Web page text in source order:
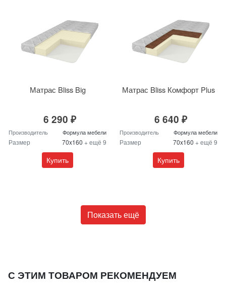
Матрас Bliss Big
6 290 ₽
Производитель Формула мебели
Размер 70x160 + ещё 9
Купить
Матрас Bliss Комфорт Plus
6 640 ₽
Производитель Формула мебели
Размер 70x160 + ещё 9
Купить
Показать ещё
С ЭТИМ ТОВАРОМ РЕКОМЕНДУЕМ